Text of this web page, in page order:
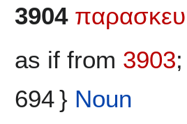
to
to
3904
as if from 3903
694 } Noun